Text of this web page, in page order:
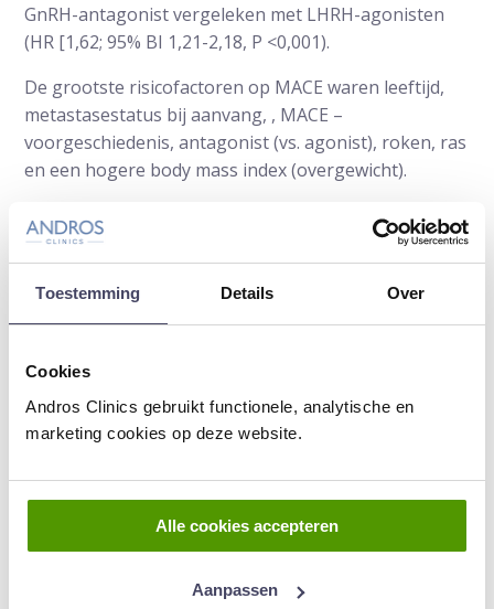
Toestemming Details Over
Cookies
Andros Clinics gebruikt functionele, analytische en
marketing cookies op deze website.
Alle cookies accepteren
Aanpassen
GnRH-antagonist vergeleken met LHRH-agonisten
(HR [1,62; 95% BI 1,21-2,18, P <0,001).
De grootste risicofactoren op MACE waren leeftijd,
metastasestatus bij aanvang, , MACE –
voorgeschiedenis, antagonist (vs. agonist), roken, ras
en een hogere body mass index (overgewicht).
Lees verder over prostaatkanker
BronThe Journal of Urology
urologie van Radboudumc onder zijn
leiding wereldwijd gerenommeerd.
Deel artikel:
Deel dit via Whatsapp